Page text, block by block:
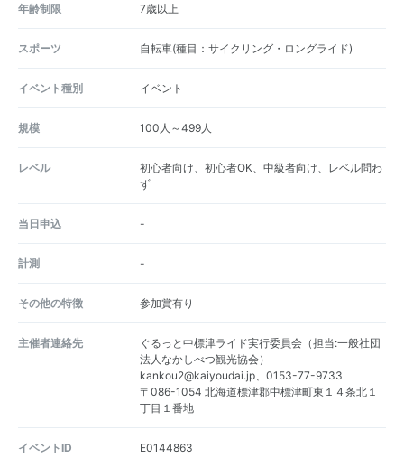
年齢制限 7歳以上
スポーツ 自転車(種目：サイクリング・ロングライド)
イベント種別 イベント
規模 100人～499人
レベル
初心者向け、初心者OK、中級者向け、レベル問わ
ず
当日申込 -
計測 -
その他の特徴 参加賞有り
主催者連絡先
ぐるっと中標津ライド実行委員会（担当:一般社団
法人なかしべつ観光協会）
kankou2@kaiyoudai.jp、0153-77-9733
〒086-1054 北海道標津郡中標津町東１４条北１
丁目１番地
イベントID E0144863